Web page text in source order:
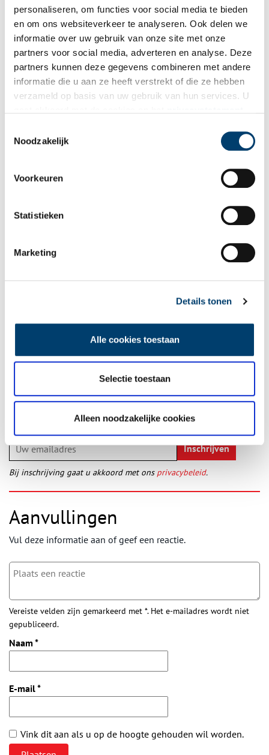
personaliseren, om functies voor social media te bieden
en om ons websiteverkeer te analyseren. Ook delen we
informatie over uw gebruik van onze site met onze
partners voor social media, adverteren en analyse. Deze
partners kunnen deze gegevens combineren met andere
informatie die u aan ze heeft verstrekt of die ze hebben
verzameld op basis van uw gebruik van hun services. U
Noodzakelijk
Voorkeuren
Statistieken
Marketing
Details tonen
Alle cookies toestaan
Selectie toestaan
Alleen noodzakelijke cookies
Koemarkt was in 2010 het middelpunt van de festiviteiten van
het 600-jarig bestaan van Purmerend.
De Koemarkt tijdens de herinrichting (zomer 2009). Beeld: Gemeente Purmerend.
Ontvang de nieuwsbrief
Wilt u op de hoogte blijven van de mooiste verhalen en het
laatste erfgoednieuws? Schrijf u dan nu in voor onze
wekelijkse nieuwsbrief!
Bij inschrijving gaat u akkoord met ons privacybeleid.
Aanvullingen
Vul deze informatie aan of geef een reactie.
Vereiste velden zijn gemarkeerd met *. Het e-mailadres wordt niet
gepubliceerd.
Naam *
E-mail*
Vink dit aan als u op de hoogte gehouden wil worden.